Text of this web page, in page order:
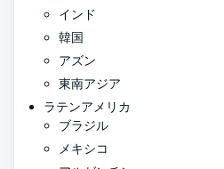
インド
韓国
アズン
東南アジア
ラテンアメリカ
ブラジル
メキシコ